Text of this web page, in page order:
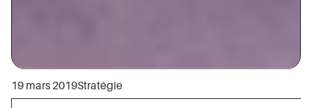
19 mars 2019Stratégie